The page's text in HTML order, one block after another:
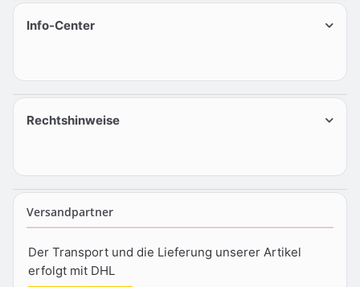
Info-Center
Rechtshinweise
Versandpartner
Der Transport und die Lieferung unserer Artikel
erfolgt mit DHL